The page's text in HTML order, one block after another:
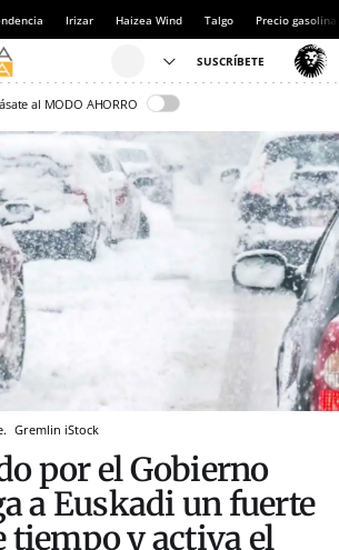
Irizar Haizea Wind Talgo Precio gasolina
al MODO AHORRO
Gremlin iStock
por el Gobierno
a Euskadi un fuerte
tiempo y activa el